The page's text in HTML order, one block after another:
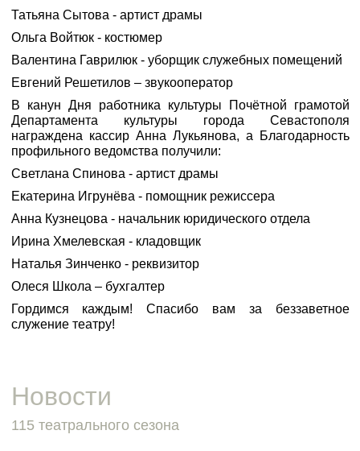
Татьяна Сытова - артист драмы
Ольга Войтюк - костюмер
Валентина Гаврилюк - уборщик служебных помещений
Евгений Решетилов – звукооператор
В канун Дня работника культуры Почётной грамотой
Департамента культуры города Севастополя
награждена кассир Анна Лукьянова, а Благодарность
профильного ведомства получили:
Светлана Спинова - артист драмы
Екатерина Игрунёва - помощник режиссера
Анна Кузнецова - начальник юридического отдела
Ирина Хмелевская - кладовщик
Наталья Зинченко - реквизитор
Олеся Школа – бухгалтер
Гордимся каждым! Спасибо вам за беззаветное
служение театру!
Новости
115 театрального сезона